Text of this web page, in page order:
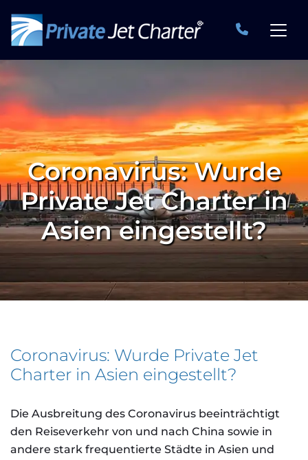
Coronavirus: Wurde
Private Jet Charter in
Asien eingestellt?
Coronavirus: Wurde Private Jet
Charter in Asien eingestellt?
Die Ausbreitung des Coronavirus beeinträchtigt
den Reiseverkehr von und nach China sowie in
andere stark frequentierte Städte in Asien und